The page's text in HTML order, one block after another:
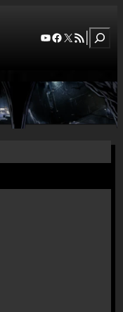
YouTube
Facebook
X RSS Feed